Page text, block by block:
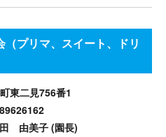
プリマ、スイート、ドリ
東二見756番1
由美子 (園長)